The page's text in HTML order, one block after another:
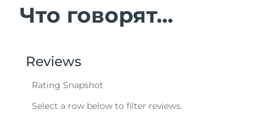
Что говорят...